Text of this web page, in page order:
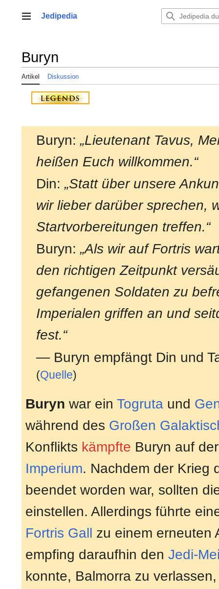
springenHauptmenü
Jedipedia
Buryn
Artikel Diskussion
Buryn:„Lieutenant Tavus,
heißen Euch willkommen.“
Din:„Statt über unsere
wir lieber darüber sprechen,
Startvorbereitungen treffen.“
Buryn:„Als wir auf Fortris
den richtigen Zeitpunkt
gefangenen Soldaten zu
Imperialen griffen an und
fest.“
— Buryn empfängt Din und
(Quelle)
Buryn war ein Togruta und
während des Großen
Konflikts kämpfte Buryn auf
Imperium. Nachdem der Krieg
beendet worden war, sollten
einstellen. Allerdings führte
Fortris Gall zu einem erneuten
empfing daraufhin den Jedi-
konnte, Balmorra zu